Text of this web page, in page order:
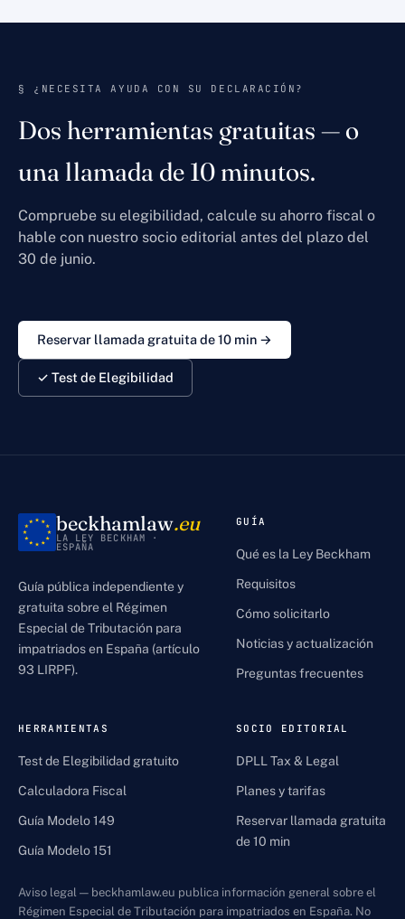
§ ¿NECESITA AYUDA CON SU DECLARACIÓN?
Dos herramientas gratuitas — o
una llamada de 10 minutos.
Compruebe su elegibilidad, calcule su ahorro fiscal o
hable con nuestro socio editorial antes del plazo del
30 de junio.
Reservar llamada gratuita de 10 min →
✓ Test de Elegibilidad
beckhamlaw.eu
LA LEY BECKHAM ·
ESPAÑA
Guía pública independiente y
gratuita sobre el Régimen
Especial de Tributación para
impatriados en España (artículo
93 LIRPF).
GUÍA
Qué es la Ley Beckham
Requisitos
Cómo solicitarlo
Noticias y actualización
Preguntas frecuentes
HERRAMIENTAS
Test de Elegibilidad gratuito
Calculadora Fiscal
Guía Modelo 149
Guía Modelo 151
SOCIO EDITORIAL
DPLL Tax & Legal
Planes y tarifas
Reservar llamada gratuita
de 10 min
Aviso legal — beckhamlaw.eu publica información general sobre el
Régimen Especial de Tributación para impatriados en España. No